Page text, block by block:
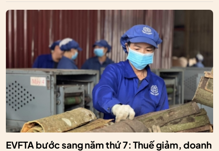
EVFTA bước sang năm thứ 7: Thuế giảm, doanh